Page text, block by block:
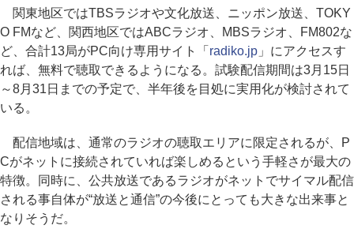
関東地区ではTBSラジオや文化放送、ニッポン放送、TOKY
O FMなど、関西地区ではABCラジオ、MBSラジオ、FM802な
ど、合計13局がPC向け専用サイト「 radiko.jp」にアクセスす
れば、無料で聴取できるようになる。試験配信期間は3月15日
～8月31日までの予定で、半年後を目処に実用化が検討されて
いる。
配信地域は、通常のラジオの聴取エリアに限定されるが、P
Cがネットに接続されていれば楽しめるという手軽さが最大の
特徴。同時に、公共放送であるラジオがネットでサイマル配信
される事自体が“放送と通信”の今後にとっても大きな出来事と
なりそうだ。